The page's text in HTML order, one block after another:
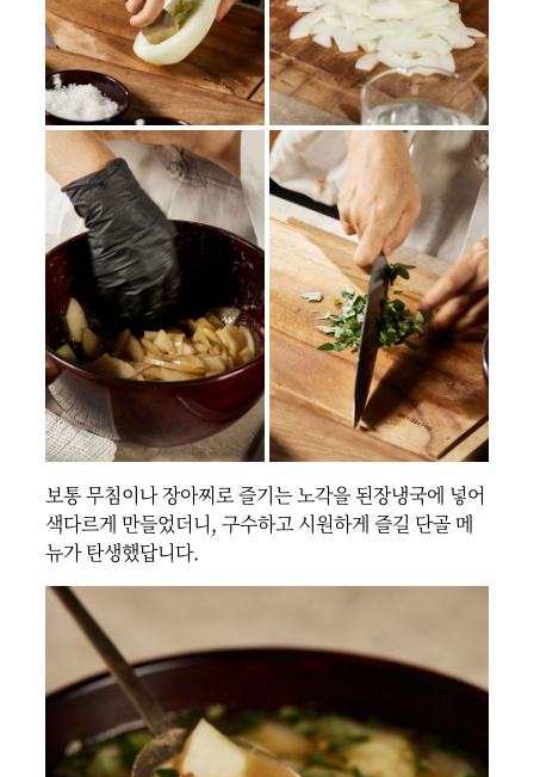
보통 무침이나 장아찌로 즐기는 노각을 된장냉국에 넣어
색다르게 만들었더니, 구수하고 시원하게 즐길 단골 메
뉴가 탄생했답니다.